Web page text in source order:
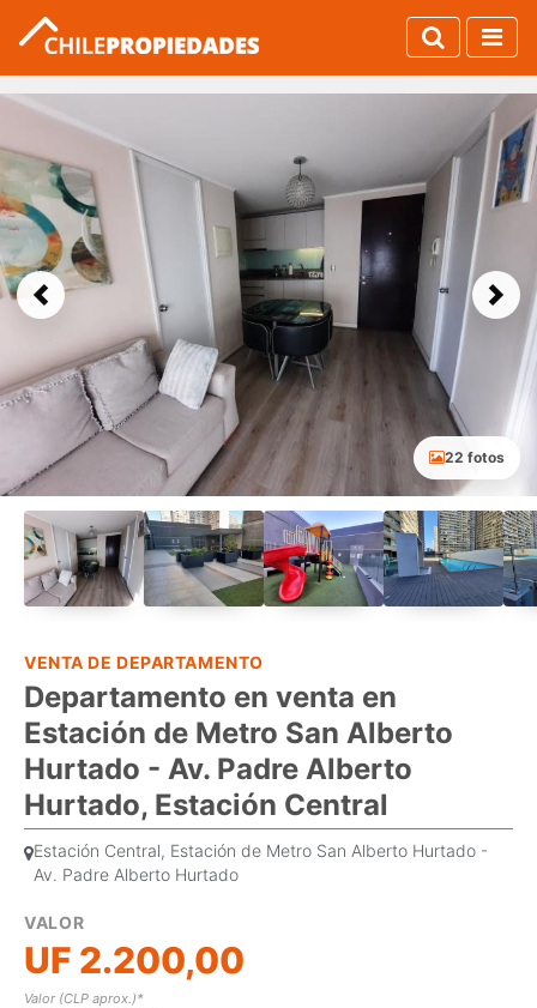
Previous Next
22 fotos
VENTA DE DEPARTAMENTO
Departamento en venta en
Estación de Metro San Alberto
Hurtado - Av. Padre Alberto
Hurtado, Estación Central
Estación Central, Estación de Metro San Alberto Hurtado -
Av. Padre Alberto Hurtado
VALOR
UF 2.200,00
Valor (CLP aprox.)*